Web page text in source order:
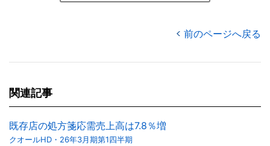
前のページへ戻る
関連記事
既存店の処方箋応需売上高は7.8％増
クオールHD・26年3月期第1四半期